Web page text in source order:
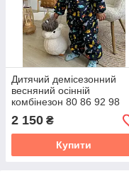
Дитячий демісезонний
весняний осінній
комбінезон 80 86 92 98
комбінезон з капюшоном
2 150 ₴
Купити